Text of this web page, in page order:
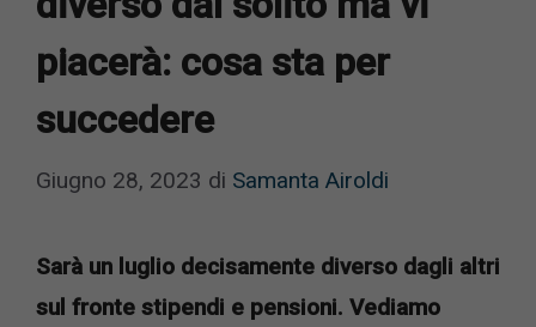
piacerà: cosa sta per
succedere
Giugno 28, 2023 di Samanta Airoldi
Sarà un luglio decisamente diverso dagli altri
sul fronte stipendi e pensioni. Vediamo